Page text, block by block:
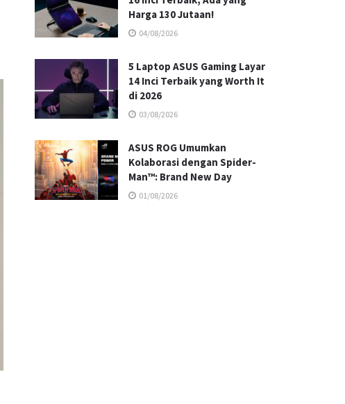
Harga 130 Jutaan!
04/08/2026
5 Laptop ASUS Gaming Layar
14 Inci Terbaik yang Worth It
di 2026
03/08/2026
ASUS ROG Umumkan
Kolaborasi dengan Spider-
Man™: Brand New Day
01/08/2026